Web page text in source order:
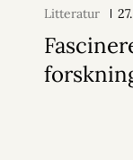
Litteratur